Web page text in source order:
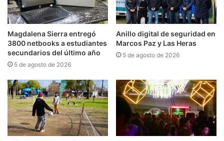
Magdalena Sierra entregó
3800 netbooks a estudiantes
secundarios del último año
5 de agosto de 2026
Anillo digital de seguridad en
Marcos Paz y Las Heras
5 de agosto de 2026